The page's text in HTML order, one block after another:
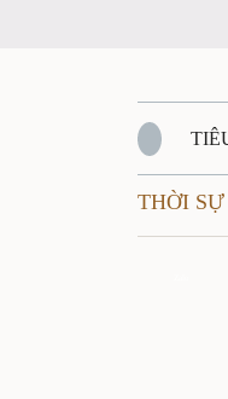
QUỐC
QUÊ
VĂN
THỜI